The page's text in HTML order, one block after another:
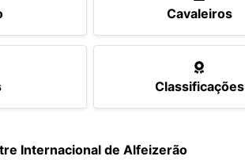
Cavaleiros
Classificações
Internacional de Alfeizerão